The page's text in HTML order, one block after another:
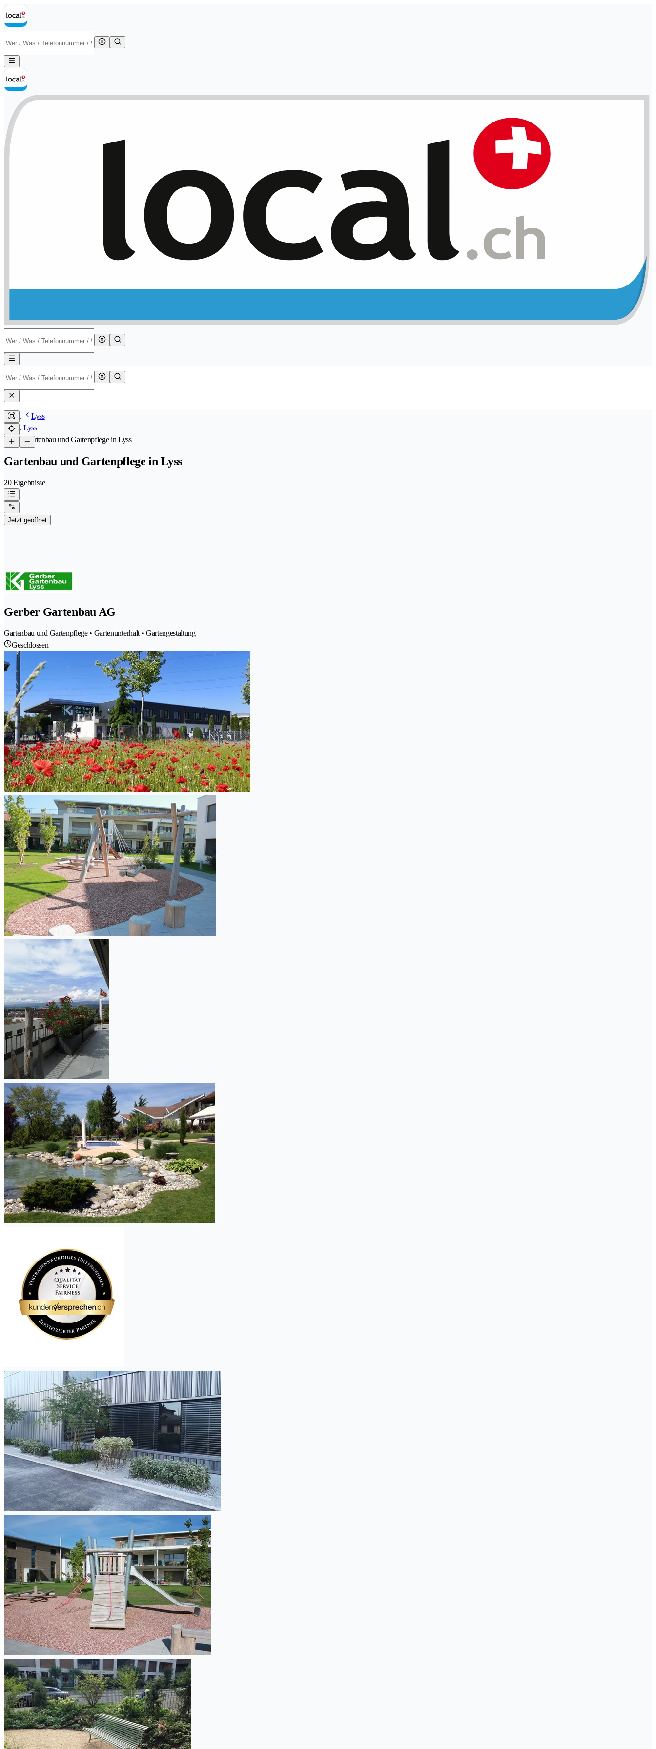
Lyss
Lyss
/Gartenbau und Gartenpflege in Lyss
Gartenbau und Gartenpflege in Lyss
20 Ergebnisse
Jetzt geöffnet
Gerber Gartenbau AG
Gartenbau und Gartenpflege • Gartenunterhalt • Gartengestaltung
Geschlossen